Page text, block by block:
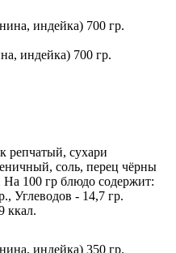
индейка) 700 гр.
репчатый, сухари
соль, перец чёрны
На 100 гр блюдо содержит:
Углеводов - 14,7 гр.
ккал.